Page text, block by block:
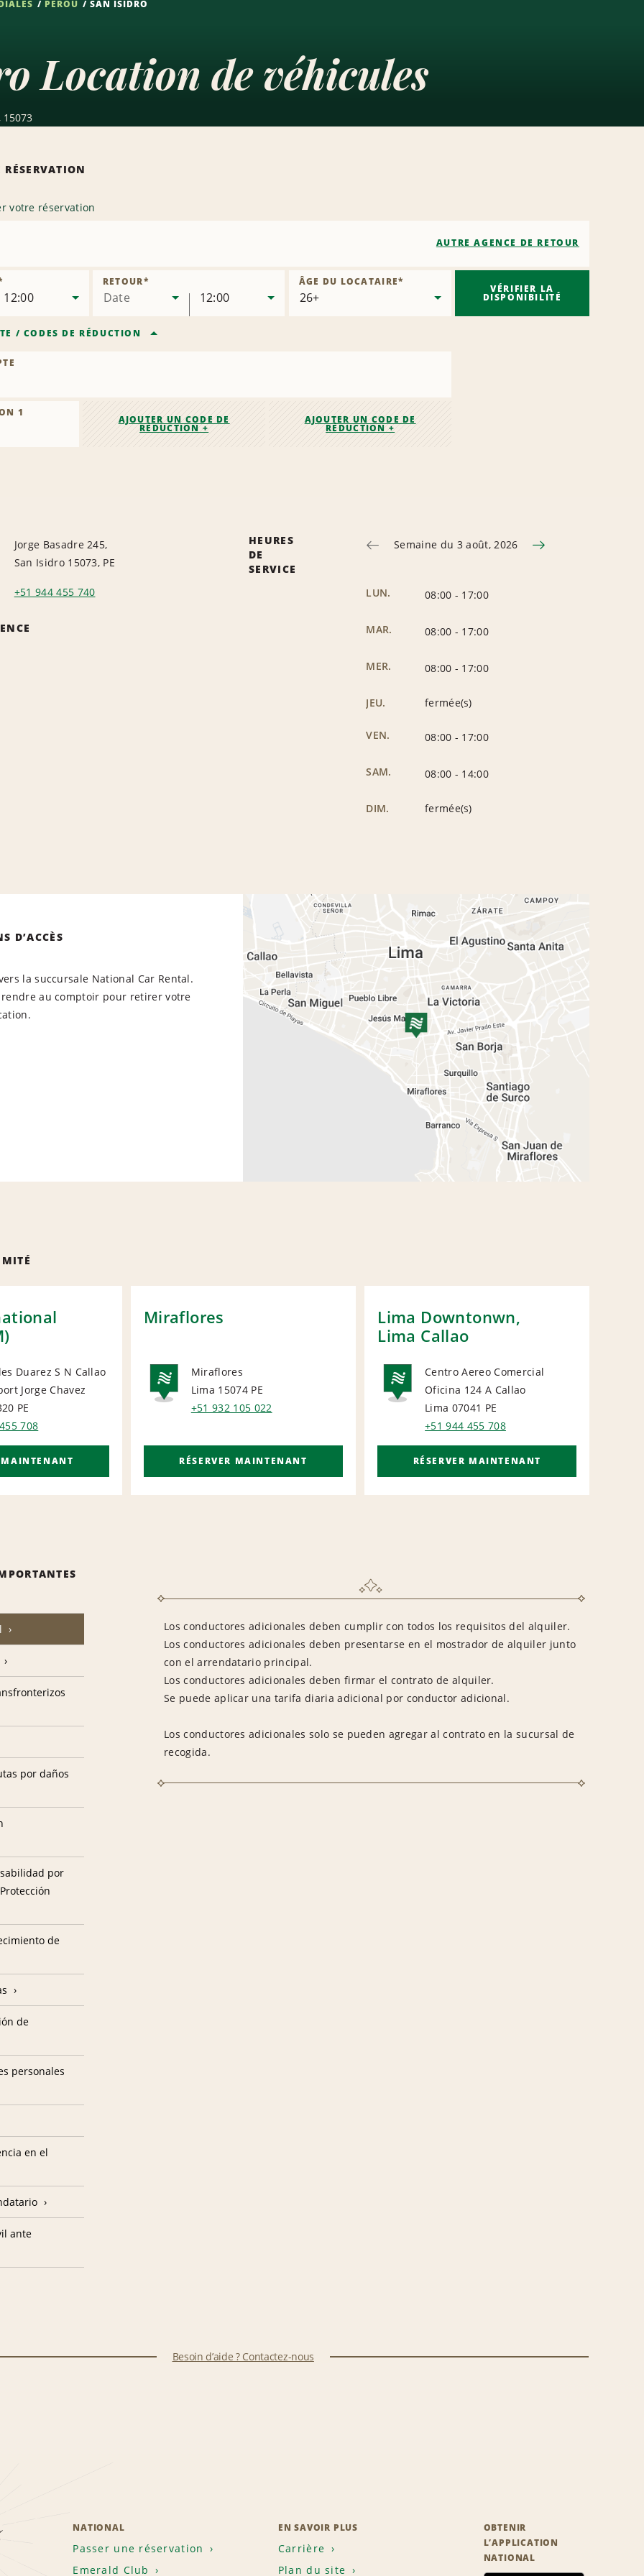
PÉROU SAN ISIDRO
Location de véhicules
15073
votre réservation
AUTRE AGENCE DE RETOUR
12:00 Date
RETOUR*
12:00
ÂGE DU LOCATAIRE*
/ CODES DE RÉDUCTION
1
AJOUTER UN CODE DE
RÉDUCTION +
AJOUTER UN CODE DE
RÉDUCTION +
VÉRIFIER LA
DISPONIBILITÉ
Jorge Basadre 245,
San Isidro 15073, PE
+51 944 455 740
HEURES
DE
SERVICE
Semaine du 3 août, 2026
LUN. 08:00 - 17:00
MAR. 08:00 - 17:00
MER. 08:00 - 17:00
JEU. fermée(s)
VEN. 08:00 - 17:00
SAM. 08:00 - 14:00
DIM. fermée(s)
D’ACCÈS
la succursale National Car Rental.
rendre au comptoir pour retirer votre
Duarez S N Callao
Jorge Chavez
PE
708
MAINTENANT
Miraflores
NATIONAL
Miraflores
Lima 15074 PE
+51 932 105 022
RÉSERVER MAINTENANT
Lima Downtonwn,
Lima Callao
NATIONAL
Centro Aereo Comercial
Oficina 124 A Callao
Lima 07041 PE
+51 944 455 708
RÉSERVER MAINTENANT
Los conductores adicionales deben cumplir con todos los requisitos del alquiler.
Los conductores adicionales deben presentarse en el mostrador de alquiler junto
con el arrendatario principal.
Los conductores adicionales deben firmar el contrato de alquiler.
Se puede aplicar una tarifa diaria adicional por conductor adicional.
Los conductores adicionales solo se pueden agregar al contrato en la sucursal de
recogida.
por daños
por
de
de
personales
en el
ante
Besoin d’aide ? Contactez-nous
NATIONAL
Passer une réservation
Emerald Club
EN SAVOIR PLUS
Carrière
Plan du site
OBTENIR
L’APPLICATION
NATIONAL